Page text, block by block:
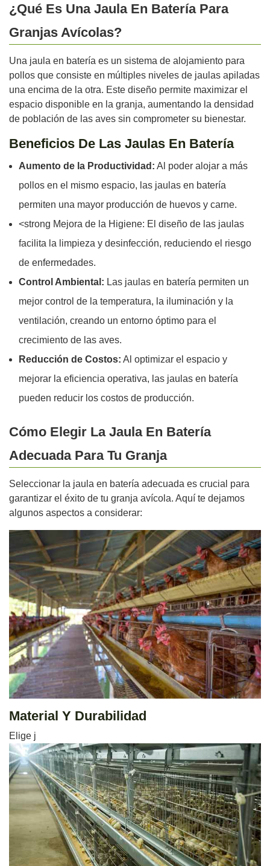
¿Qué Es Una Jaula En Batería Para
Granjas Avícolas?
Una jaula en batería es un sistema de alojamiento para
pollos que consiste en múltiples niveles de jaulas apiladas
una encima de la otra. Este diseño permite maximizar el
espacio disponible en la granja, aumentando la densidad
de población de las aves sin comprometer su bienestar.
Beneficios De Las Jaulas En Batería
Aumento de la Productividad: Al poder alojar a más
pollos en el mismo espacio, las jaulas en batería
permiten una mayor producción de huevos y carne.
<strong Mejora de la Higiene: El diseño de las jaulas
facilita la limpieza y desinfección, reduciendo el riesgo
de enfermedades.
Control Ambiental: Las jaulas en batería permiten un
mejor control de la temperatura, la iluminación y la
ventilación, creando un entorno óptimo para el
crecimiento de las aves.
Reducción de Costos: Al optimizar el espacio y
mejorar la eficiencia operativa, las jaulas en batería
pueden reducir los costos de producción.
Cómo Elegir La Jaula En Batería
Adecuada Para Tu Granja
Seleccionar la jaula en batería adecuada es crucial para
garantizar el éxito de tu granja avícola. Aquí te dejamos
algunos aspectos a considerar:
Material Y Durabilidad
Elige j